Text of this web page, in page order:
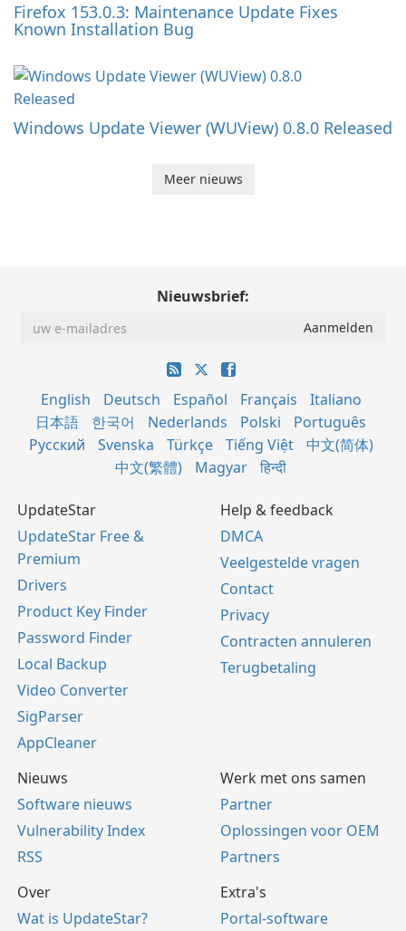
Firefox 153.0.3: Maintenance Update Fixes
Known Installation Bug
Windows Update Viewer (WUView) 0.8.0 Released
Meer nieuws
Nieuwsbrief:
English Deutsch Español Français
Italiano
日本語
한국어 Nederlands Polski
Português
Русский
Svenska Türkçe Tiếng Việt
中文(简体)
中文(繁體)
Magyar हिन्दी
UpdateStar
UpdateStar Free &
Premium
Drivers
Product Key Finder
Password Finder
Local Backup
Video Converter
SigParser
AppCleaner
Help & feedback
DMCA
Veelgestelde vragen
Contact
Privacy
Contracten annuleren
Terugbetaling
Nieuws
Software nieuws
Vulnerability Index
RSS
Werk met ons samen
Partner
Oplossingen voor OEM
Partners
Over
Wat is UpdateStar?
Extra's
Portal-software